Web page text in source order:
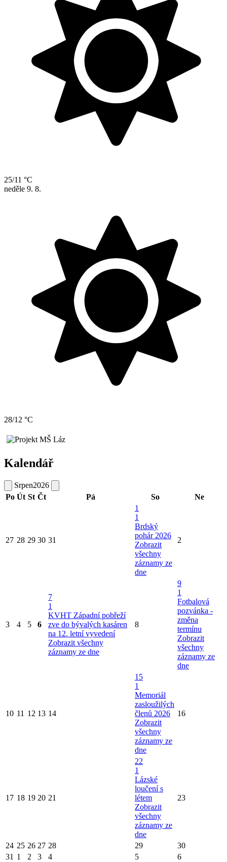
25/11 °C
neděle 9. 8.
28/12 °C
Kalendář
Srpen2026
Po Út St Čt Pá So Ne
27 28 29 30 31
1
1
Brdský
pohár 2026
Zobrazit
všechny
záznamy ze
dne
2
3 4 5 6
7
1
KVHT Západní pobřeží
zve do bývalých kasáren
na 12. letní vyvedení
Zobrazit všechny
záznamy ze dne
8
9
1
Fotbalová
pozvánka -
změna
termínu
Zobrazit
všechny
záznamy ze
dne
10 11 12 13 14
15
1
Memoriál
zasloužilých
členů 2026
Zobrazit
všechny
záznamy ze
dne
16
17 18 19 20 21
22
1
Lázské
loučení s
létem
Zobrazit
všechny
záznamy ze
dne
23
24 25 26 27 28 29
30
31 1 2 3 4 5 6